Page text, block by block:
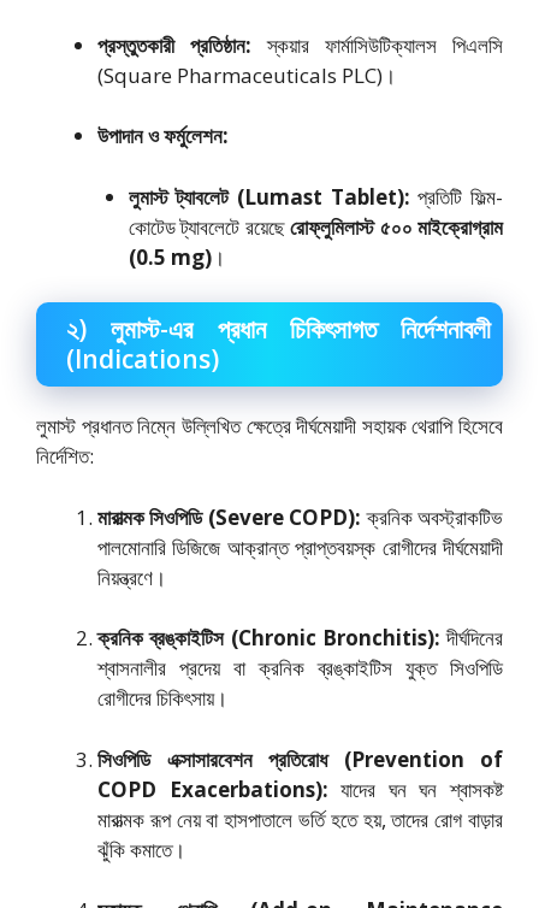
প্রস্তুতকারী প্রতিষ্ঠান: স্কয়ার ফার্মাসিউটিক্যালস পিএলসি
(Square Pharmaceuticals PLC)।
উপাদান ও ফর্মুলেশন:
লুমাস্ট ট্যাবলেট (Lumast Tablet): প্রতিটি ফিল্ম-
কোটেড ট্যাবলেটে রয়েছেরোফ্লুমিলাস্ট ৫০০ মাইক্রোগ্রাম
(0.5 mg)।
২) লুমাস্ট-এর প্রধান চিকিৎসাগত নির্দেশনাবলী
(Indications)
লুমাস্ট প্রধানত নিম্নে উল্লিখিত ক্ষেত্রে দীর্ঘমেয়াদী সহায়ক থেরাপি হিসেবে
নির্দেশিত:
মারাত্মক সিওপিডি (Severe COPD): ক্রনিক অবস্ট্রাকটিভ
পালমোনারি ডিজিজে আক্রান্ত প্রাপ্তবয়স্ক রোগীদের দীর্ঘমেয়াদী
নিয়ন্ত্রণে।
ক্রনিক ব্রঙ্কাইটিস (Chronic Bronchitis): দীর্ঘদিনের
শ্বাসনালীর প্রদেয় বা ক্রনিক ব্রঙ্কাইটিস যুক্ত সিওপিডি
রোগীদের চিকিৎসায়।
সিওপিডি এক্সাসারবেশন প্রতিরোধ (Prevention of
COPD Exacerbations): যাদের ঘন ঘন শ্বাসকষ্ট
মারাত্মক রূপ নেয় বা হাসপাতালে ভর্তি হতে হয়, তাদের রোগ বাড়ার
ঝুঁকি কমাতে।